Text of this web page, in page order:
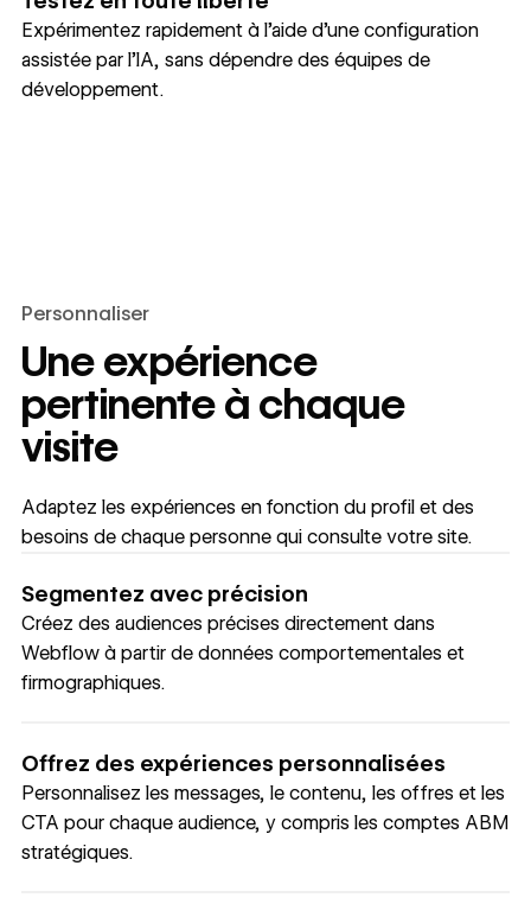
Expérimentez rapidement à l’aide d’une configuration
assistée par l’IA, sans dépendre des équipes de
développement.
Personnaliser
Une expérience
pertinente à chaque
visite
Adaptez les expériences en fonction du profil et des
besoins de chaque personne qui consulte votre site.
Segmentez avec précision
Créez des audiences précises directement dans
Webflow à partir de données comportementales et
firmographiques.
Offrez des expériences personnalisées
Personnalisez les messages, le contenu, les offres et les
CTA pour chaque audience, y compris les comptes ABM
stratégiques.